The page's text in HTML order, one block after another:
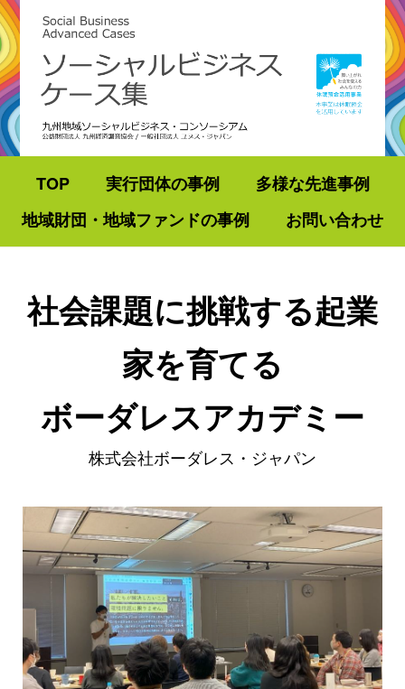
TOP 実行団体の事例
多様な先進事例
地域財団・地域ファンドの事例
お問い合わせ
社会課題に挑戦する起業
家を育てる
ボーダレスアカデミー
株式会社ボーダレス・ジャパン